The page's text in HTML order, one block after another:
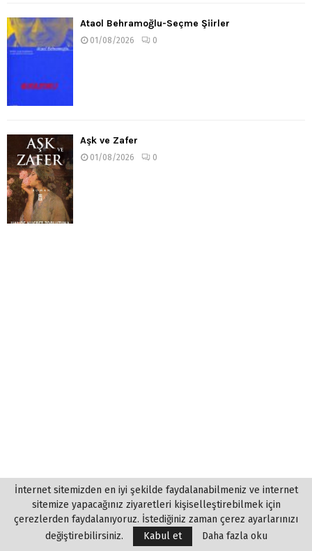
Ataol Behramoğlu-Seçme Şiirler
01/08/2026 0
Aşk ve Zafer
01/08/2026 0
İnternet sitemizden en iyi şekilde faydalanabilmeniz ve internet
sitemize yapacağınız ziyaretleri kişiselleştirebilmek için
çerezlerden faydalanıyoruz. İstediğiniz zaman çerez ayarlarınızı
değiştirebilirsiniz.
Kabul et Daha fazla oku